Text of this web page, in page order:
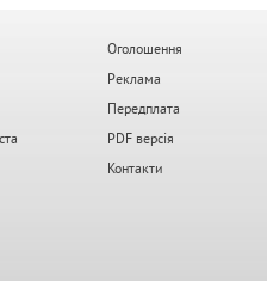
Оголошення
Реклама
Передплата
PDF версія
Контакти